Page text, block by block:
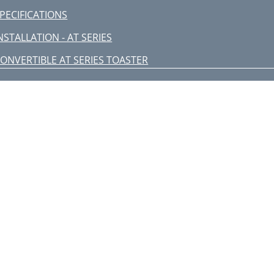
- AT SERIES
AT SERIES TOASTER
INSTRUCTIONS